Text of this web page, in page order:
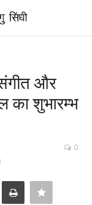
और
का शुभारम्भ
0